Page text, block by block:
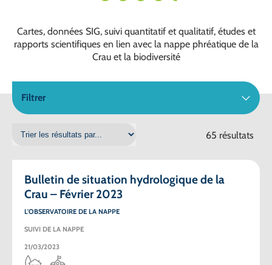
Cartes, données SIG, suivi quantitatif et qualitatif, études et
rapports scientifiques en lien avec la nappe phréatique de la
Crau et la biodiversité
Filtrer
65 résultats
Bulletin de situation hydrologique de la
Crau – Février 2023
L'OBSERVATOIRE DE LA NAPPE
SUIVI DE LA NAPPE
21/03/2023